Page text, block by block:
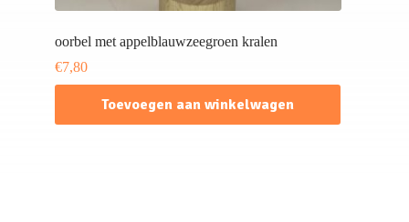
oorbel met appelblauwzeegroen kralen
€7,80
Toevoegen aan winkelwagen